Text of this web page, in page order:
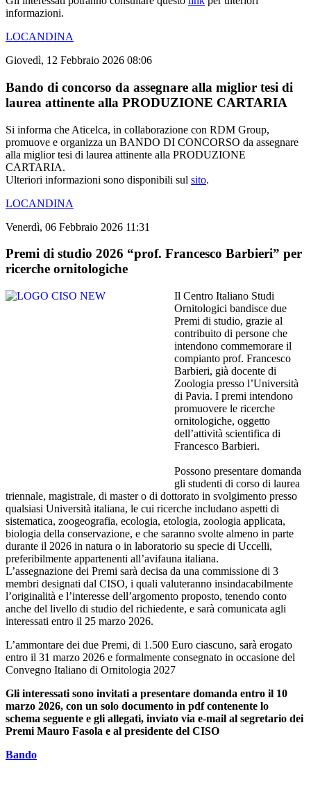
informazioni.
LOCANDINA
Giovedì, 12 Febbraio 2026 08:06
Bando di concorso da assegnare alla miglior tesi di
laurea attinente alla PRODUZIONE CARTARIA
Si informa che Aticelca, in collaborazione con RDM Group,
promuove e organizza un BANDO DI CONCORSO da assegnare
alla miglior tesi di laurea attinente alla PRODUZIONE
CARTARIA.
Ulteriori informazioni sono disponibili sul sito.
LOCANDINA
Venerdì, 06 Febbraio 2026 11:31
Premi di studio 2026 “prof. Francesco Barbieri” per
ricerche ornitologiche
Il Centro Italiano Studi
Ornitologici bandisce due
Premi di studio, grazie al
contribuito di persone che
intendono commemorare il
compianto prof. Francesco
Barbieri, già docente di
Zoologia presso l’Università
di Pavia. I premi intendono
promuovere le ricerche
ornitologiche, oggetto
dell’attività scientifica di
Francesco Barbieri.
Possono presentare domanda
gli studenti di corso di laurea
triennale, magistrale, di master o di dottorato in svolgimento presso
qualsiasi Università italiana, le cui ricerche includano aspetti di
sistematica, zoogeografia, ecologia, etologia, zoologia applicata,
biologia della conservazione, e che saranno svolte almeno in parte
durante il 2026 in natura o in laboratorio su specie di Uccelli,
preferibilmente appartenenti all’avifauna italiana.
L’assegnazione dei Premi sarà decisa da una commissione di 3
membri designati dal CISO, i quali valuteranno insindacabilmente
l’originalità e l’interesse dell’argomento proposto, tenendo conto
anche del livello di studio del richiedente, e sarà comunicata agli
interessati entro il 25 marzo 2026.
L’ammontare dei due Premi, di 1.500 Euro ciascuno, sarà erogato
entro il 31 marzo 2026 e formalmente consegnato in occasione del
Convegno Italiano di Ornitologia 2027
Gli interessati sono invitati a presentare domanda entro il 10
marzo 2026, con un solo documento in pdf contenente lo
schema seguente e gli allegati, inviato via e-mail al segretario dei
Premi Mauro Fasola e al presidente del CISO
Bando